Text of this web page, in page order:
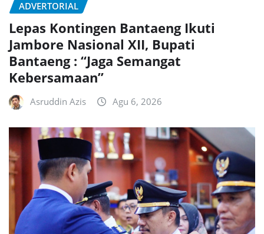
ADVERTORIAL
Lepas Kontingen Bantaeng Ikuti
Jambore Nasional XII, Bupati
Bantaeng : “Jaga Semangat
Kebersamaan”
Asruddin Azis Agu 6, 2026